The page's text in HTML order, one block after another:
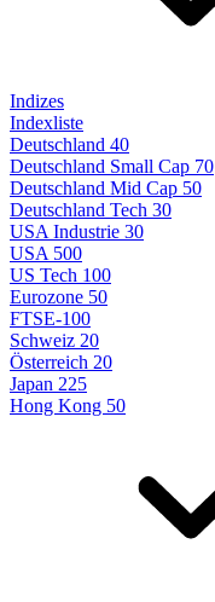
Indizes
Indexliste
Deutschland 40
Deutschland Small Cap 70
Deutschland Mid Cap 50
Deutschland Tech 30
USA Industrie 30
USA 500
US Tech 100
Eurozone 50
FTSE-100
Schweiz 20
Österreich 20
Japan 225
Hong Kong 50